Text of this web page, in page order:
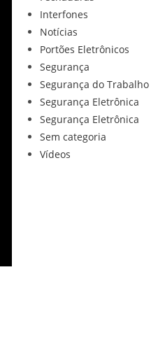
Interfones
Notícias
Portões Eletrônicos
Segurança
Segurança do Trabalho
Segurança Eletrônica
Segurança Eletrônica
Sem categoria
Vídeos